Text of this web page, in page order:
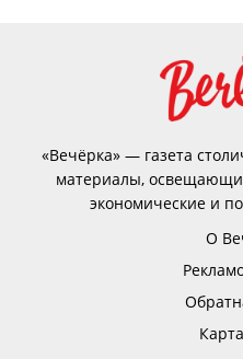
«Вечёрка» — газета
материалы,
экономические и
О